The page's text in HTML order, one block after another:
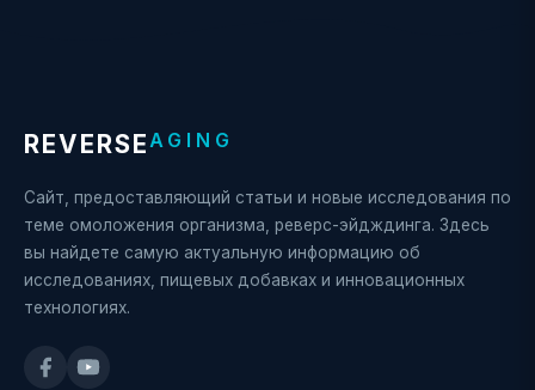
REVERSE AGING
Сайт, предоставляющий статьи и новые исследования по
теме омоложения организма, реверс-эйдждинга. Здесь
вы найдете самую актуальную информацию об
исследованиях, пищевых добавках и инновационных
технологиях.